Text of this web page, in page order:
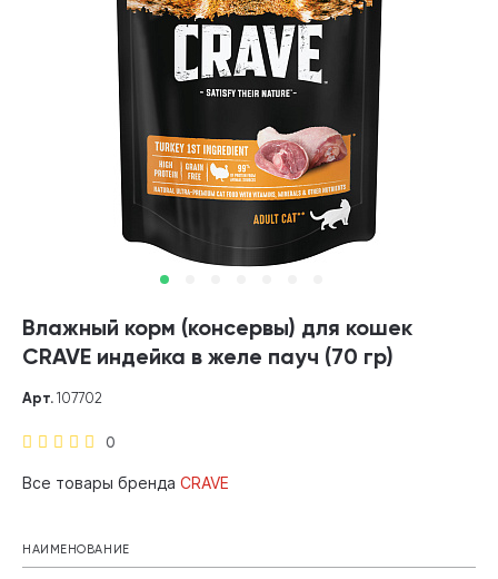
Влажный корм (консервы) для кошек
CRAVE индейка в желе пауч (70 гр)
0
Арт. 107702
Все товары бренда CRAVE
НАИМЕНОВАНИЕ